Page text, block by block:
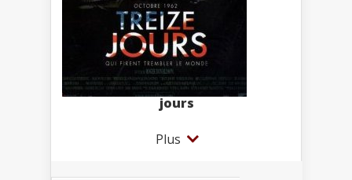
jours
Plus